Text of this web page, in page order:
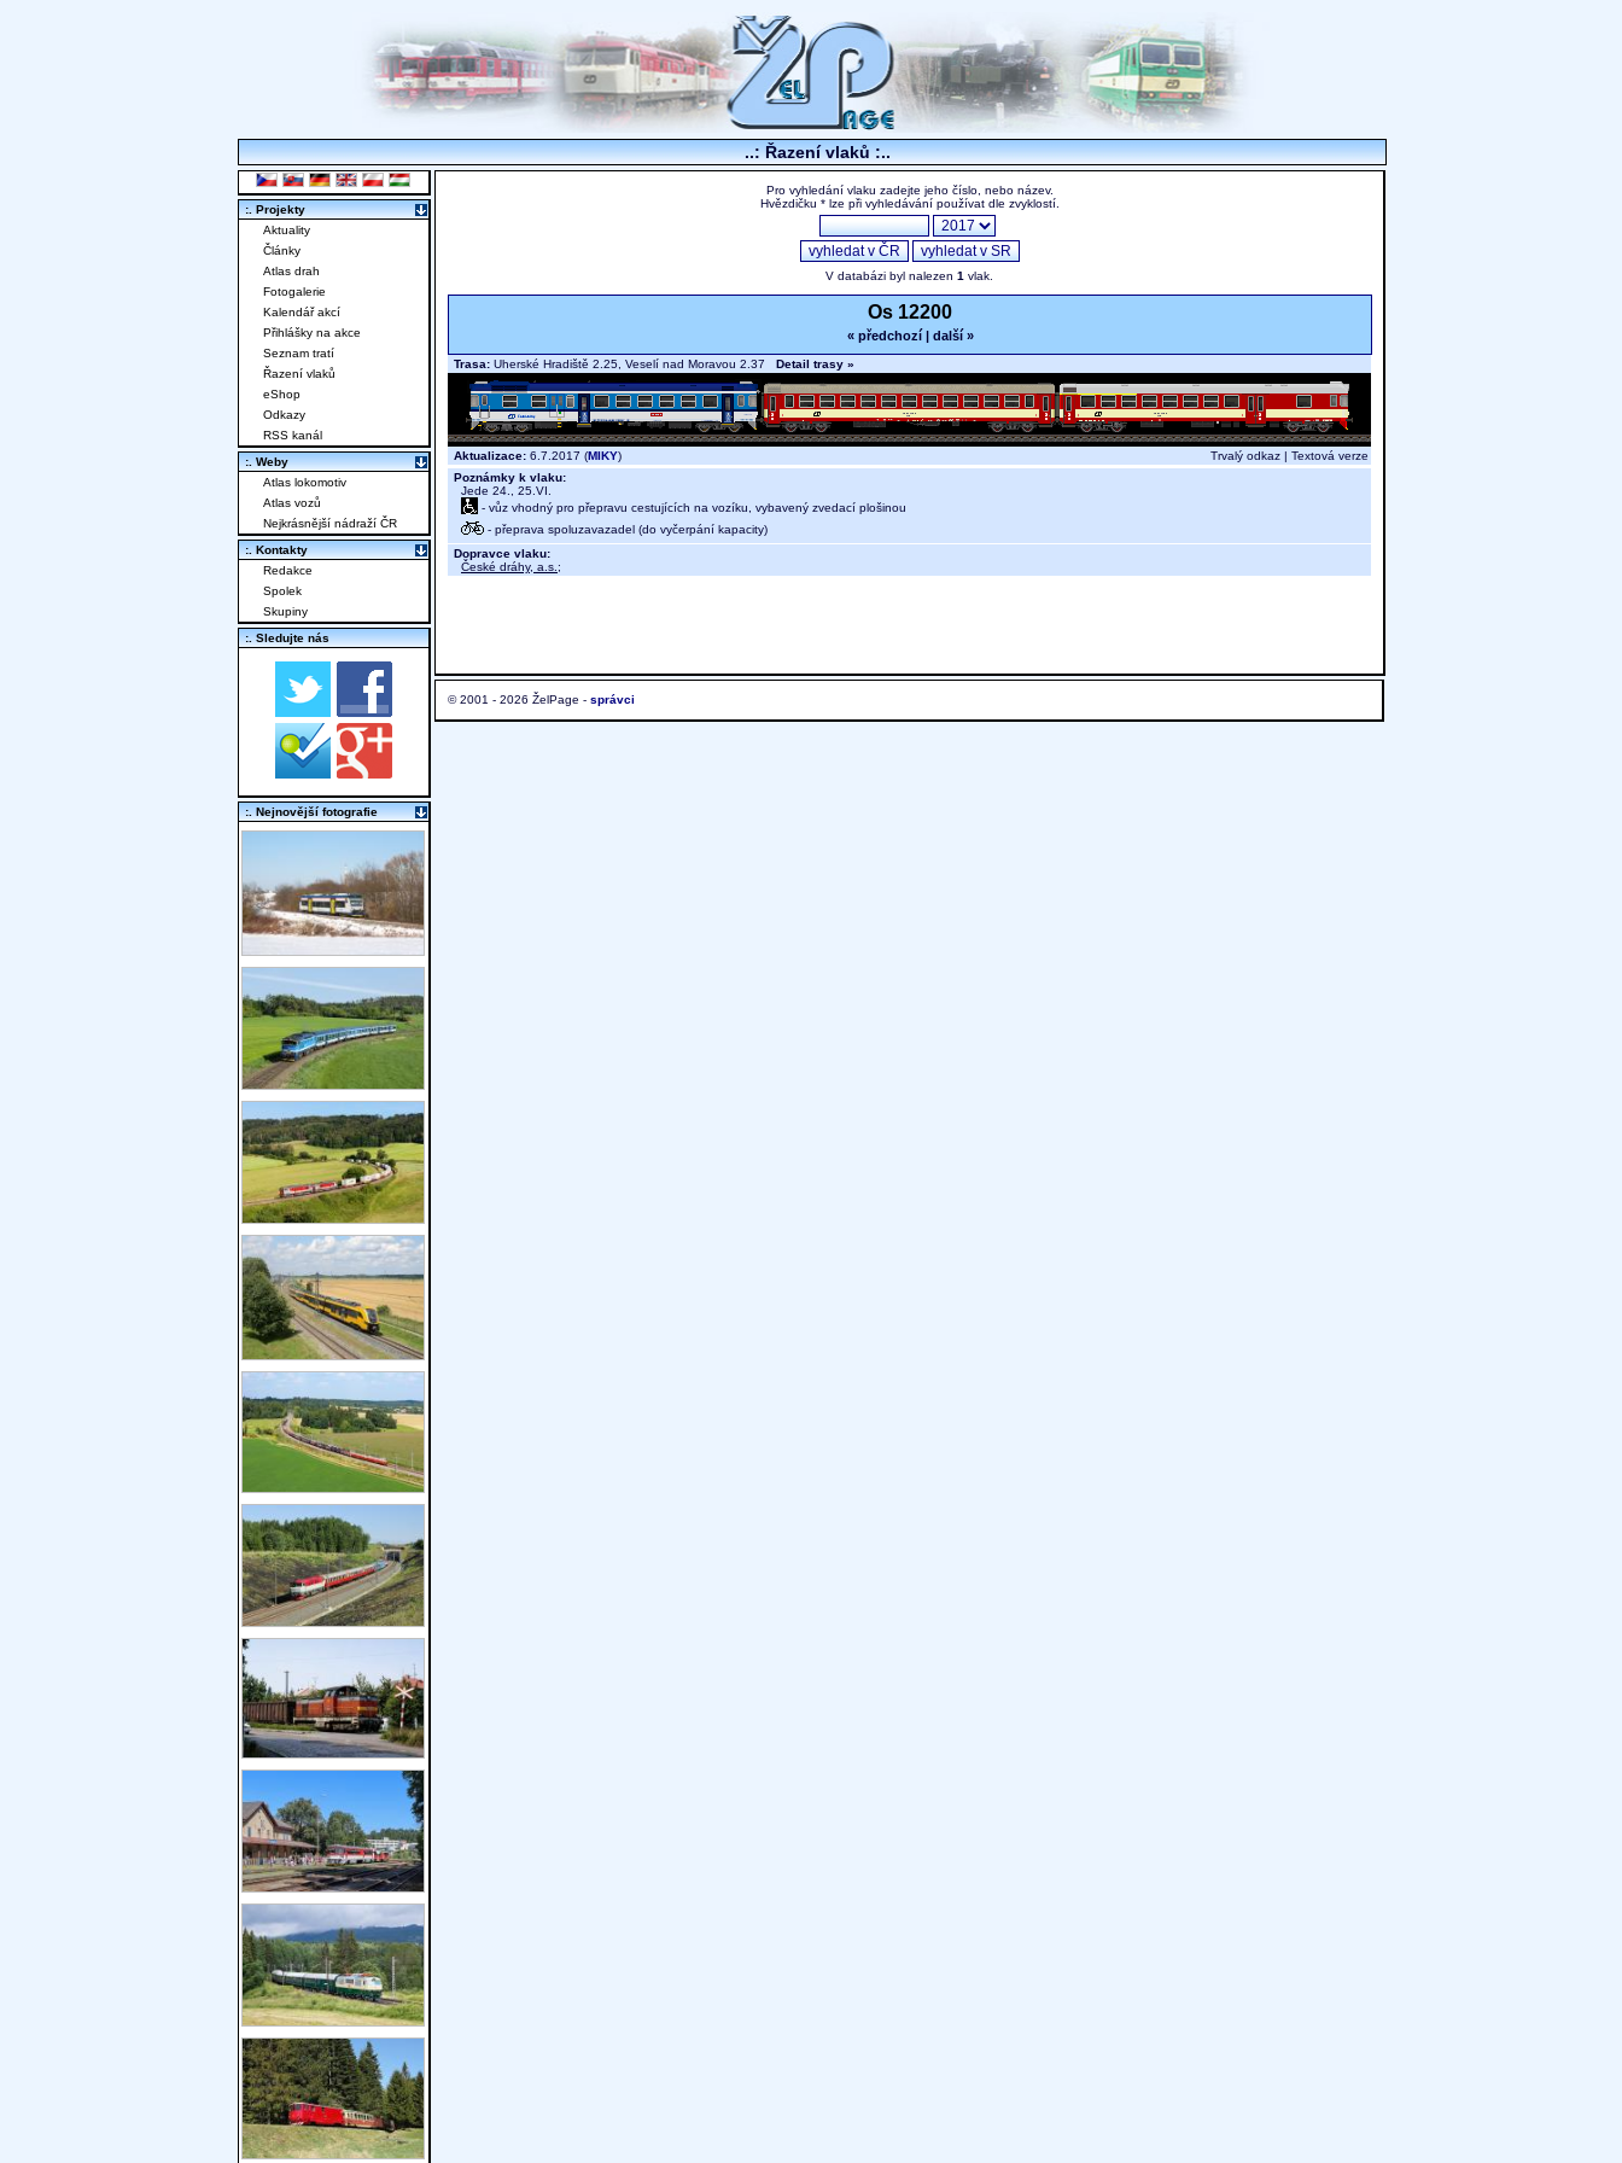
..: Řazení vlaků :..
Pro vyhledání vlaku zadejte jeho číslo, nebo název.
Hvězdičku * lze při vyhledávání používat dle zvyklostí.
V databázi byl nalezen 1 vlak.
Os 12200
« předchozí| další »
Trasa: Uherské Hradiště 2.25, Veselí nad Moravou 2.37 Detail trasy »
Aktualizace: 6.7.2017 (MIKY) Trvalý odkaz | Textová verze
Poznámky k vlaku:
Jede 24., 25.VI.
- vůz vhodný pro přepravu cestujících na vozíku, vybavený zvedací plošinou
- přeprava spoluzavazadel (do vyčerpání kapacity)
Dopravce vlaku:
České dráhy, a.s. ;
© 2001 - 2026 ŽelPage - správci
:. Projekty
Aktuality
Články
Atlas drah
Fotogalerie
Kalendář akcí
Přihlášky na akce
Seznam tratí
Řazení vlaků
eShop
Odkazy
RSS kanál
:. Weby
Atlas lokomotiv
Atlas vozů
Nejkrásnější nádraží ČR
:. Kontakty
Redakce
Spolek
Skupiny
:. Sledujte nás
:. Nejnovější fotografie